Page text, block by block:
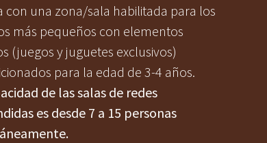
con una zona/sala habilitada para los
más pequeños con elementos
(juegos y juguetes exclusivos)
para la edad de 3-4 años.
de las salas de redes
es desde 7 a 15 personas